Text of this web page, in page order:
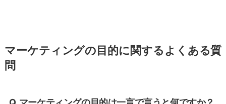
マーケティングの目的に関するよくある質
問